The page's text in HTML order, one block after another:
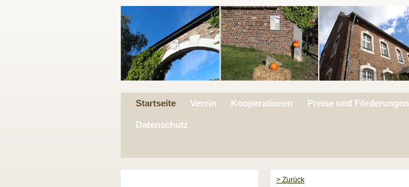
Startseite Verein Kooperationen Preise und Förderungen
Datenschutz
> Zurück